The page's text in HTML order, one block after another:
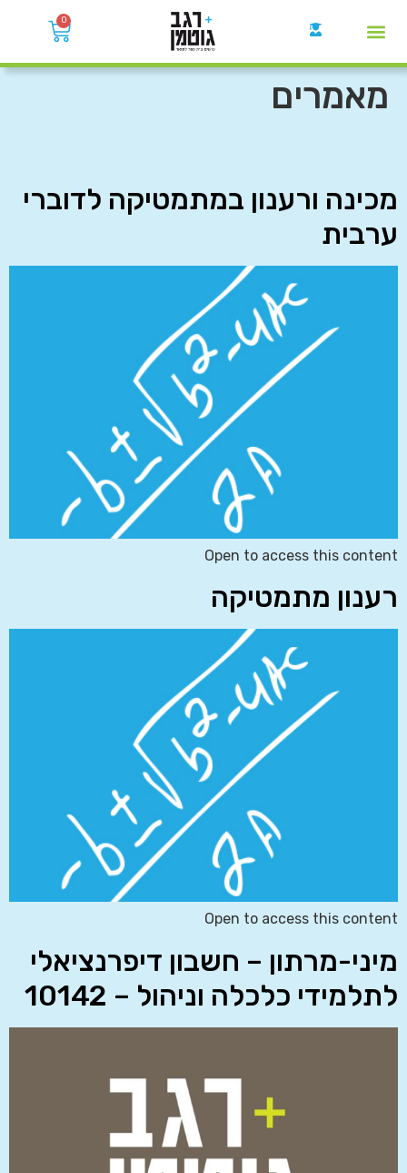
0
מאמרים
מכינה ורענון במתמטיקה לדוברי
ערבית
Open to access this content
רענון מתמטיקה
Open to access this content
מיני-מרתון – חשבון דיפרנציאלי
לתלמידי כלכלה וניהול – 10142